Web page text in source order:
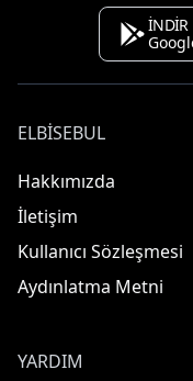
İNDİR
ELBISEBUL
Hakkımızda
İletişim
Kullanıcı Sözleşmesi
Aydınlatma Metni
YARDIM